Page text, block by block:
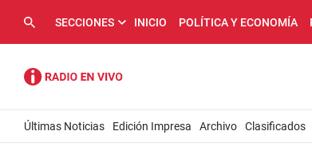
SECCIONES INICIO POLÍTICA Y ECONOMÍA
Últimas Noticias Edición Impresa Archivo Clasificados